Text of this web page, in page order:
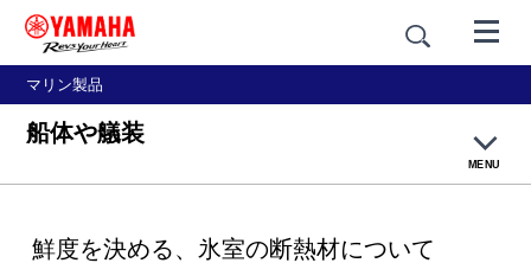
マリン製品
船体や艤装
MENU
鮮度を決める、氷室の断熱材について